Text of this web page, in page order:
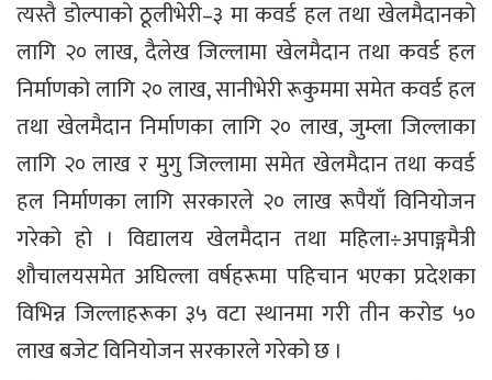
त्यस्तै डोल्पाको ठूलीभेरी–३ मा कवर्ड हल तथा खेलमैदानको
लागि २० लाख, दैलेख जिल्लामा खेलमैदान तथा कवर्ड हल
निर्माणको लागि २० लाख, सानीभेरी रूकुममा समेत कवर्ड हल
तथा खेलमैदान निर्माणका लागि २० लाख, जुम्ला जिल्लाका
लागि २० लाख र मुगु जिल्लामा समेत खेलमैदान तथा कवर्ड
हल निर्माणका लागि सरकारले २० लाख रूपैयाँ विनियोजन
गरेको हो । विद्यालय खेलमैदान तथा महिला÷अपाङ्गमैत्री
शौचालयसमेत अघिल्ला वर्षहरूमा पहिचान भएका प्रदेशका
विभिन्न जिल्लाहरूका ३५ वटा स्थानमा गरी तीन करोड ५०
लाख बजेट विनियोजन सरकारले गरेको छ ।